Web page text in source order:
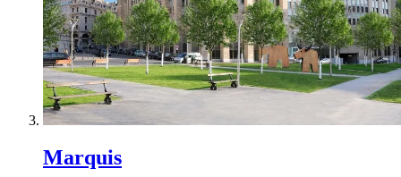
Marquis